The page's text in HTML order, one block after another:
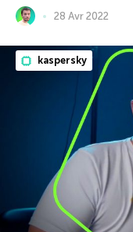
28 Avr 2022
kaspersky